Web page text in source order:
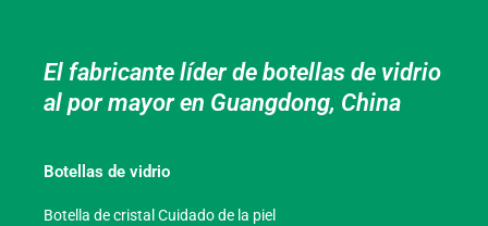
El fabricante líder de botellas de vidrio
al por mayor en Guangdong, China
Botellas de vidrio
Botella de cristal Cuidado de la piel